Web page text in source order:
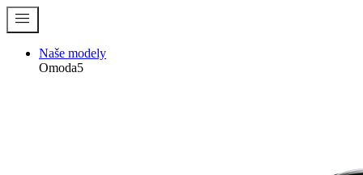
menu
Naše modely
Omoda5